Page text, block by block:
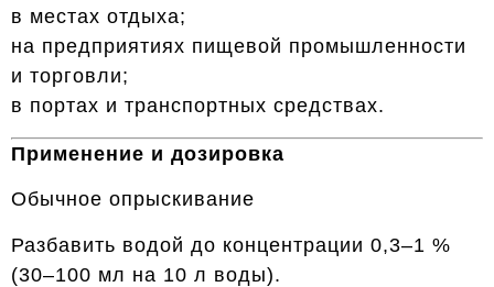
в местах отдыха;
на предприятиях пищевой промышленности
и торговли;
в портах и транспортных средствах.
Применение и дозировка
Обычное опрыскивание
Разбавить водой до концентрации 0,3–1 %
(30–100 мл на 10 л воды).